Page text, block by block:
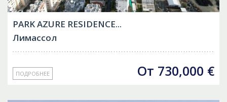
PARK AZURE RESIDENCE...
Лимассол
ПОДРОБНЕЕ От 730,000 €